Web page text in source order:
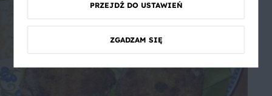
PRZEJDŹ DO USTAWIEŃ
ZGADZAM SIĘ